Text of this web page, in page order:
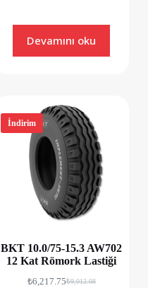
Devamını oku
İndirim
BKT 10.0/75-15.3 AW702
12 Kat Römork Lastiği
₺9,012.08
₺6,217.75